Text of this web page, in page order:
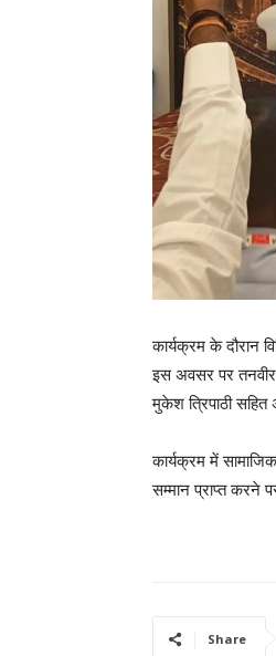
कार्यक्रम के दौरान
इस अवसर पर तनवीर
मुकेश त्रिपाठी
कार्यक्रम में
सम्मान प्राप्त करने
Share